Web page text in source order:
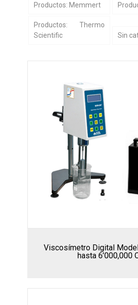
Productos: Memmert
Productos: Thermo
Scientific
Sin
Viscosímetro Digital
hasta 6’000,000